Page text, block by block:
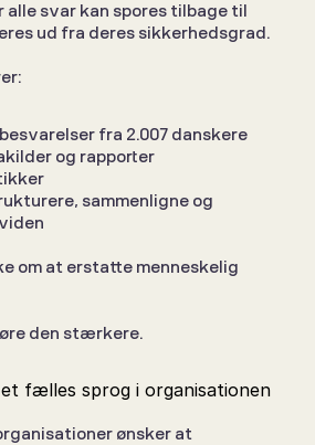
svar kan spores tilbage til
ud fra deres sikkerhedsgrad.
fra 2.007 danskere
og rapporter
sammenligne og
om at erstatte menneskelig
den stærkere.
fælles sprog i organisationen
ønsker at